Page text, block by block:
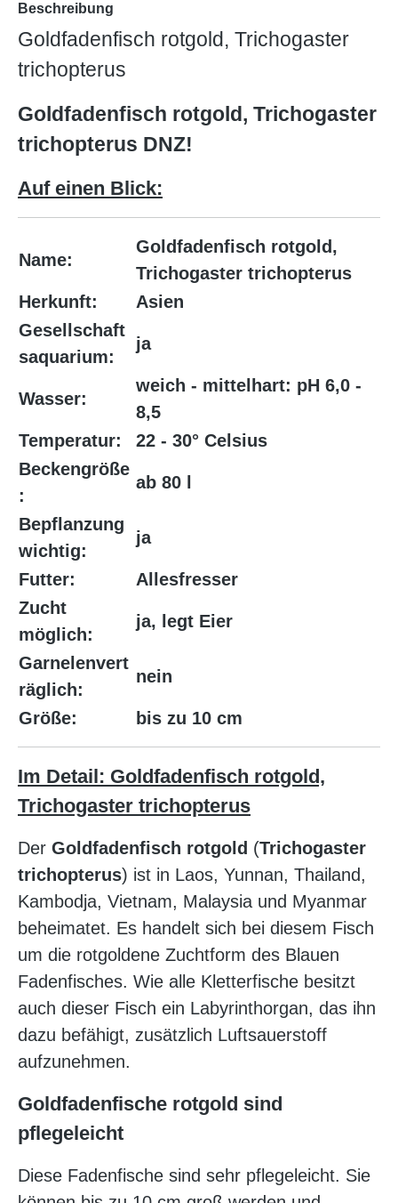
Beschreibung
Goldfadenfisch rotgold, Trichogaster
trichopterus
Goldfadenfisch rotgold, Trichogaster
trichopterus DNZ!
Auf einen Blick:
Name:
Goldfadenfisch rotgold,
Trichogaster trichopterus
Herkunft:
Asien
Gesellschaft
saquarium:
ja
Wasser:
weich - mittelhart: pH 6,0 -
8,5
Temperatur:
22 - 30° Celsius
Beckengröße
:
ab 80 l
Bepflanzung
wichtig:
ja
Futter:
Allesfresser
Zucht
möglich:
ja, legt Eier
Garnelenvert
räglich:
nein
Größe: bis zu 10 cm
Im Detail: Goldfadenfisch rotgold,
Trichogaster trichopterus
Der Goldfadenfisch rotgold (Trichogaster
trichopterus) ist in Laos, Yunnan, Thailand,
Kambodja, Vietnam, Malaysia und Myanmar
beheimatet. Es handelt sich bei diesem Fisch
um die rotgoldene Zuchtform des Blauen
Fadenfisches. Wie alle Kletterfische besitzt
auch dieser Fisch ein Labyrinthorgan, das ihn
dazu befähigt, zusätzlich Luftsauerstoff
aufzunehmen.
Goldfadenfische rotgold sind
pflegeleicht
Diese Fadenfische sind sehr pflegeleicht. Sie